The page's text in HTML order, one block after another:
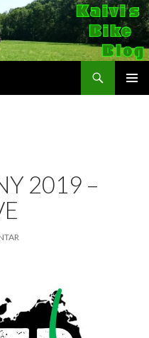
2019 –